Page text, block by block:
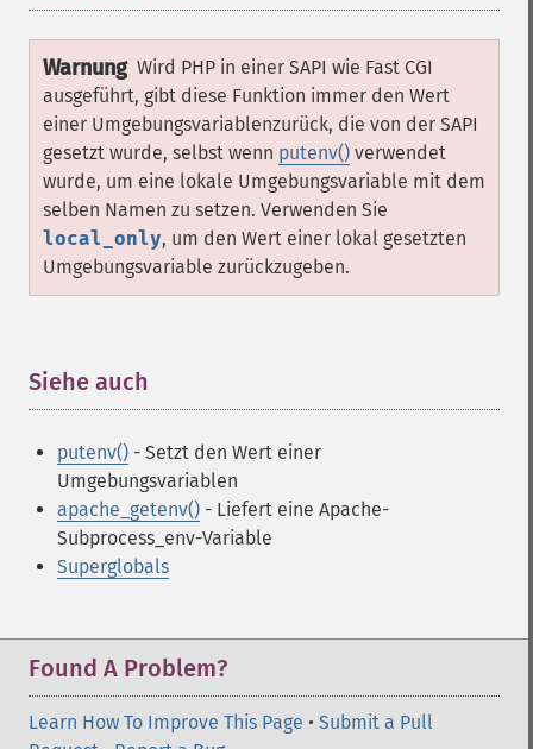
Warnung Wird PHP in einer SAPI wie Fast CGI
ausgeführt, gibt diese Funktion immer den Wert
einer Umgebungsvariablenzurück, die von der SAPI
gesetzt wurde, selbst wenn putenv() verwendet
wurde, um eine lokale Umgebungsvariable mit dem
selben Namen zu setzen. Verwenden Sie
local_only, um den Wert einer lokal gesetzten
Umgebungsvariable zurückzugeben.
Siehe auch
putenv() - Setzt den Wert einer
Umgebungsvariablen
apache_getenv() - Liefert eine Apache-
Subprocess_env-Variable
Superglobals
Found A Problem?
Learn How To Improve This Page • Submit a Pull